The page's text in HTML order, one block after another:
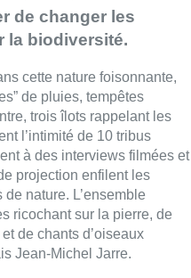
Jean-Michel Jarre.
Yannick Vangansbeek
de Janeiro, Los Angeles,
et à présent,
: les plus de 200 clichés en
font le tour du monde.
vérifie méticuleusement
l’exposition à la presse,
& Taxis. La flamme reste
et bourlingueur de
colère aussi.